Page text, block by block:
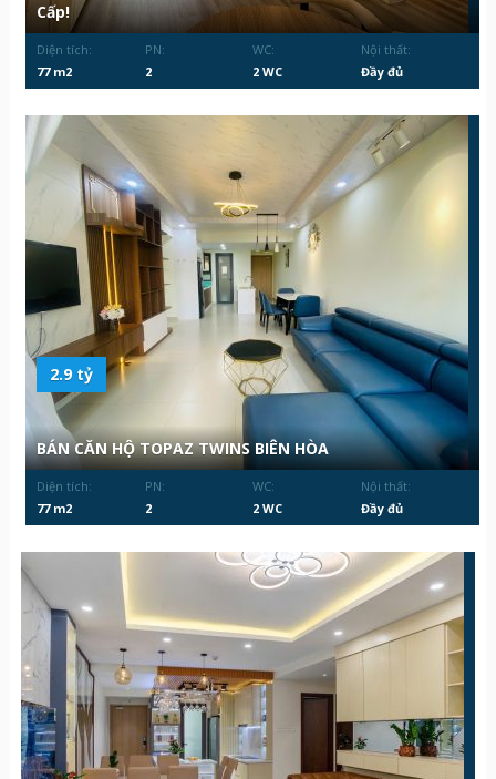
Cấp!
Diện tích:
77 m2
PN:
2
WC:
2 WC
Nội thất:
Đầy đủ
2.9 tỷ
BÁN CĂN HỘ TOPAZ TWINS BIÊN HÒA
Diện tích:
77 m2
PN:
2
WC:
2 WC
Nội thất:
Đầy đủ